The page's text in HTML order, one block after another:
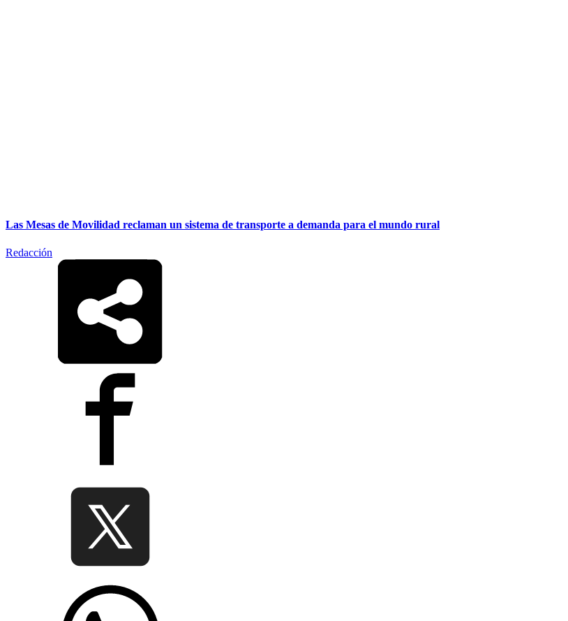
Las Mesas de Movilidad reclaman un sistema de transporte a demanda para el mundo rural
Redacción